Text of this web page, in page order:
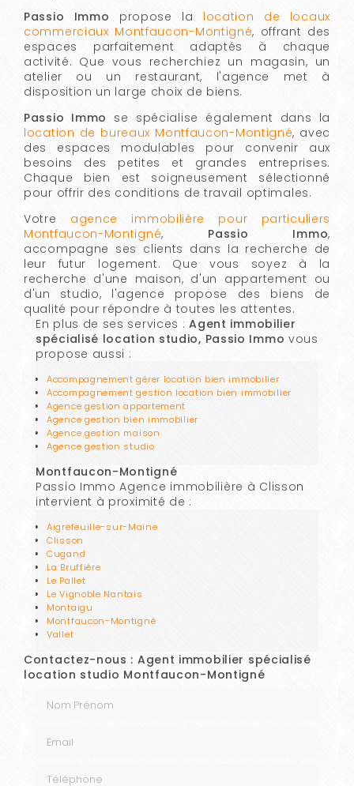
Passio Immo propose la location de locaux
commerciaux Montfaucon-Montigné, offrant des
espaces parfaitement adaptés à chaque
activité. Que vous recherchiez un magasin, un
atelier ou un restaurant, l'agence met à
disposition un large choix de biens.
Passio Immo se spécialise également dans la
location de bureaux Montfaucon-Montigné, avec
des espaces modulables pour convenir aux
besoins des petites et grandes entreprises.
Chaque bien est soigneusement sélectionné
pour offrir des conditions de travail optimales.
Votre agence immobilière pour particuliers
Montfaucon-Montigné, Passio Immo,
accompagne ses clients dans la recherche de
leur futur logement. Que vous soyez à la
recherche d'une maison, d'un appartement ou
d'un studio, l'agence propose des biens de
qualité pour répondre à toutes les attentes.
En plus de ses services :Agent immobilier
spécialisé location studio, Passio Immo vous
propose aussi :
Accompagnement gérer location bien immobilier
Accompagnement gestion location bien immobilier
Agence gestion appartement
Agence gestion bien immobilier
Agence gestion maison
Agence gestion studio
Montfaucon-Montigné
Passio Immo Agence immobilière à Clisson
intervient à proximité de :
Aigrefeuille-sur-Maine
Clisson
Cugand
La Bruffière
Le Pallet
Le Vignoble Nantais
Montaigu
Montfaucon-Montigné
Vallet
Contactez-nous : Agent immobilier spécialisé
location studio Montfaucon-Montigné